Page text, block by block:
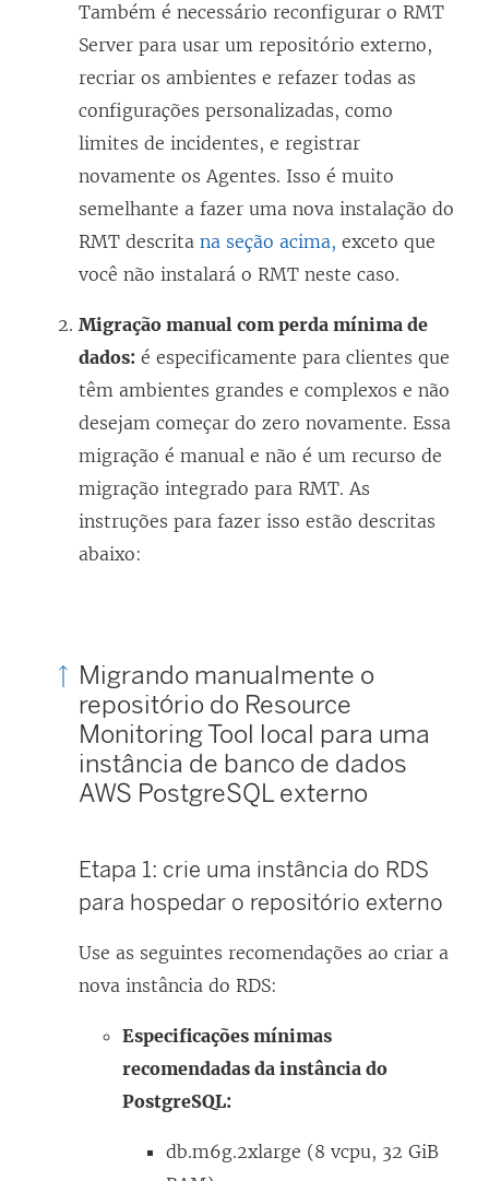
Também é necessário reconfigurar o RMT
Server para usar um repositório externo,
recriar os ambientes e refazer todas as
configurações personalizadas, como
limites de incidentes, e registrar
novamente os Agentes. Isso é muito
semelhante a fazer uma nova instalação do
RMT descrita na seção acima, exceto que
você não instalará o RMT neste caso.
Migração manual com perda mínima de
dados: é especificamente para clientes que
têm ambientes grandes e complexos e não
desejam começar do zero novamente. Essa
migração é manual e não é um recurso de
migração integrado para RMT. As
instruções para fazer isso estão descritas
abaixo:
Migrando manualmente o
repositório do Resource
Monitoring Tool local para uma
instância de banco de dados
AWS PostgreSQL externo
Etapa 1: crie uma instância do RDS
para hospedar o repositório externo
Use as seguintes recomendações ao criar a
nova instância do RDS:
Especificações mínimas
recomendadas da instância do
PostgreSQL:
db.m6g.2xlarge (8 vcpu, 32 GiB